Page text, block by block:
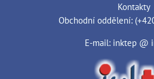
Kontakty
Obchodní oddělení:
E-mail: inktep @